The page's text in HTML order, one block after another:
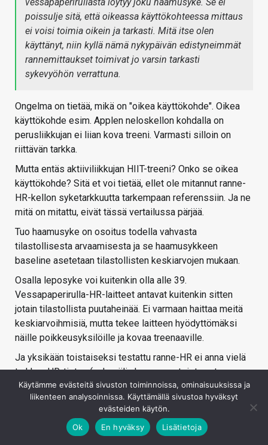
poissulje sitä, että oikeassa käyttökohteessa mittaus
ei voisi toimia oikein ja tarkasti. Mitä itse olen
käyttänyt, niin kyllä nämä nykypäivän edistyneimmät
rannemittaukset toimivat jo varsin tarkasti
sykevyöhön verrattuna.
Ongelma on tietää, mikä on "oikea käyttökohde". Oikea
käyttökohde esim. Applen neloskellon kohdalla on
perusliikkujan ei liian kova treeni. Varmasti silloin on
riittävän tarkka.
Mutta entäs aktiiviliikkujan HIIT-treeni? Onko se oikea
käyttökohde? Sitä et voi tietää, ellet ole mitannut ranne-
HR-kellon syketarkkuutta tarkempaan referenssiin. Ja ne
mitä on mitattu, eivät tässä vertailussa pärjää.
Tuo haamusyke on osoitus todella vahvasta
tilastollisesta arvaamisesta ja se haamusykkeen
baseline asetetaan tilastollisten keskiarvojen mukaan.
Osalla leposyke voi kuitenkin olla alle 39.
Vessapaperirulla-HR-laitteet antavat kuitenkin sitten
jotain tilastollista puutaheinää. Ei varmaan haittaa meitä
keskiarvoihmisiä, mutta tekee laitteen hyödyttömäksi
näille poikkeusyksilöille ja kovaa treenaaville.
Ja yksikään toistaiseksi testattu ranne-HR ei anna vielä
tarkkaa HR-tietoa (sykevälin komponenteista nyt
puhumattakaan) kovassa intervallitreenissä (Polar
Vantagea en ole nähnyt vielä kenenkään testanneet
perusteellisesti/julkisesti). Perusliikkujalle, joka haluaa
katsoa trendejä, riittää ihan varmasti, en sitä halua väittää.
Käytämme evästeitä sivuston toiminnoissa, ominaisuuksissa ja
liikenteen analysoinnissa. Käyttämällä sivustoa hyväksyt
evästeiden käytön.
Ok
En hyväksy Lisätietoja